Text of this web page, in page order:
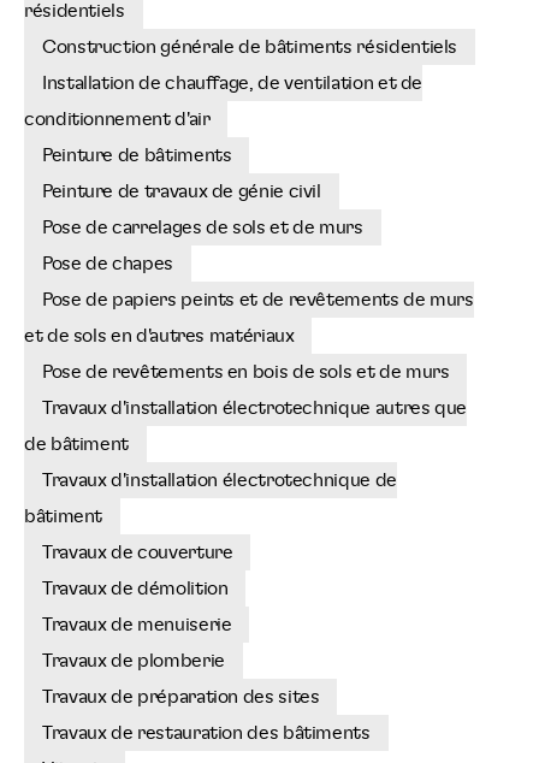
résidentiels
Construction générale de bâtiments résidentiels
Installation de chauffage, de ventilation et de
conditionnement d'air
Peinture de bâtiments
Peinture de travaux de génie civil
Pose de carrelages de sols et de murs
Pose de chapes
Pose de papiers peints et de revêtements de murs
et de sols en d'autres matériaux
Pose de revêtements en bois de sols et de murs
Travaux d'installation électrotechnique autres que
de bâtiment
Travaux d'installation électrotechnique de
bâtiment
Travaux de couverture
Travaux de démolition
Travaux de menuiserie
Travaux de plomberie
Travaux de préparation des sites
Travaux de restauration des bâtiments